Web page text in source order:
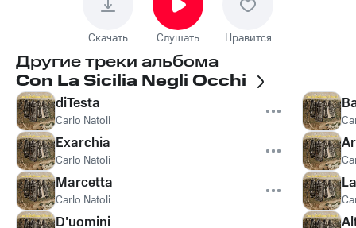
Скачать Слушать Нравится
Другие треки альбома
Con La Sicilia Negli Occhi
diTesta
Carlo Natoli
Exarchia
Carlo Natoli
Marcetta
Carlo Natoli
D'uomini